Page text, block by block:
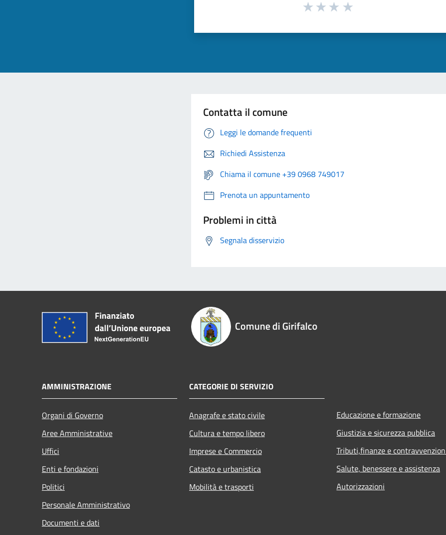
Contatta il comune
Leggi le domande frequenti
Richiedi Assistenza
Chiama il comune +39 0968 749017
Prenota un appuntamento
Problemi in città
Segnala disservizio
Comune di Girifalco
AMMINISTRAZIONE
Organi di Governo
Aree Amministrative
Uffici
Enti e fondazioni
Politici
Personale Amministrativo
Documenti e dati
CATEGORIE DI SERVIZIO
Anagrafe e stato civile
Cultura e tempo libero
Imprese e Commercio
Catasto e urbanistica
Mobilità e trasporti
Educazione e formazione
Giustizia e sicurezza pubblica
Tributi,finanze e
Salute, benessere e assistenza
Autorizzazioni